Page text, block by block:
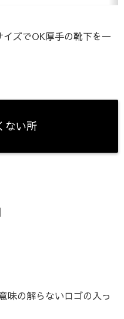
ズでOK厚手の靴下を一
ない所
味の解らないロゴの入っ